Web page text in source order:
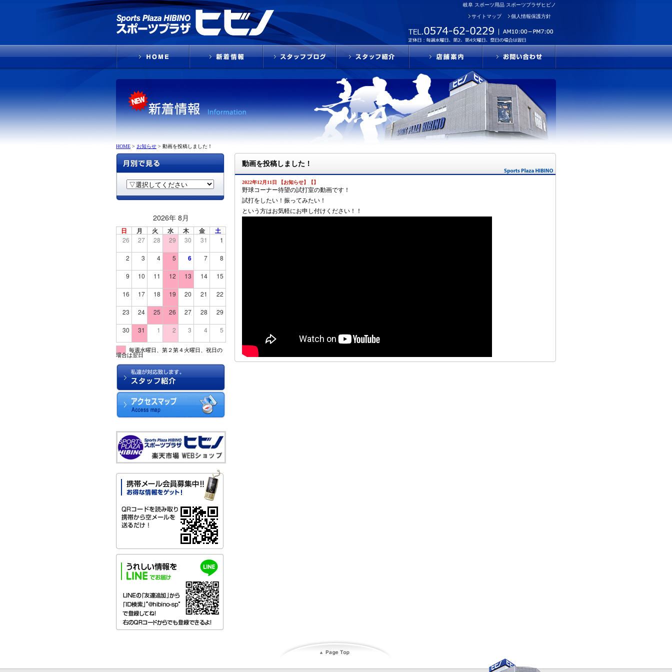
岐阜 スポーツ用品 スポーツプラザヒビノ
サイトマップ 個人情報保護方針
HOME > お知らせ > 動画を投稿しました！
動画を投稿しました！
2022年12月11日 【お知らせ】【】
野球コーナー待望の試打室の動画です！
試打をしたい！振ってみたい！
という方はお気軽にお申し付けください！！
2026年 8月
日 月 火 水 木 金 土
26 27 28 29 30 31 1
2 3 4 5 6 7 8
9 10 11 12 13 14 15
16 17 18 19 20 21 22
23 24 25 26 27 28 29
30 31 1 2 3 4 5
毎週水曜日、第２第４火曜日、祝日の
場合は翌日